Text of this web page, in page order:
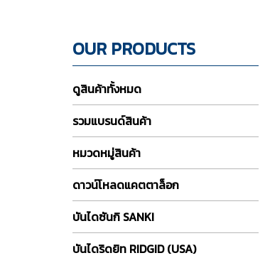
OUR PRODUCTS
ดูสินค้าทั้งหมด
รวมแบรนด์สินค้า
หมวดหมู่สินค้า
ดาวน์โหลดแคตตาล็อก
บันไดซันกิ SANKI
บันไดริดยิท RIDGID (USA)